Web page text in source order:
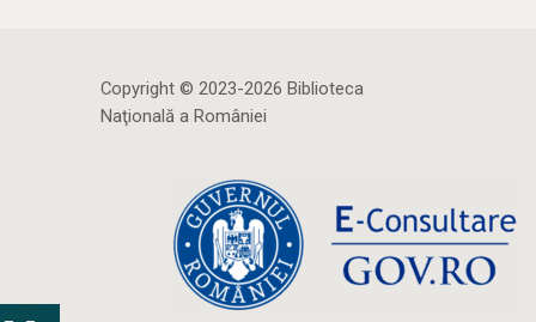
Copyright © 2023-2026 Biblioteca
Naţională a României